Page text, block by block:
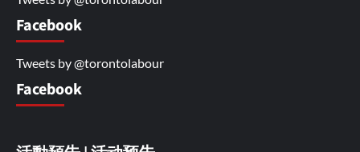
Facebook
Tweets by @torontolabour
Facebook